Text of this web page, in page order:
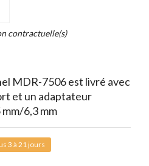
contractuelle(s)
MDR-7506 est livré avec
et un adaptateur
6,3 mm
3 à 21 jours